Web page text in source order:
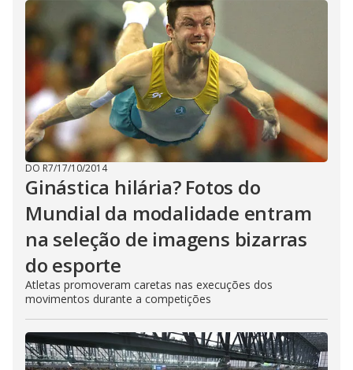
DO R7/17/10/2014
Ginástica hilária? Fotos do
Mundial da modalidade entram
na seleção de imagens bizarras
do esporte
Atletas promoveram caretas nas execuções dos
movimentos durante a competições